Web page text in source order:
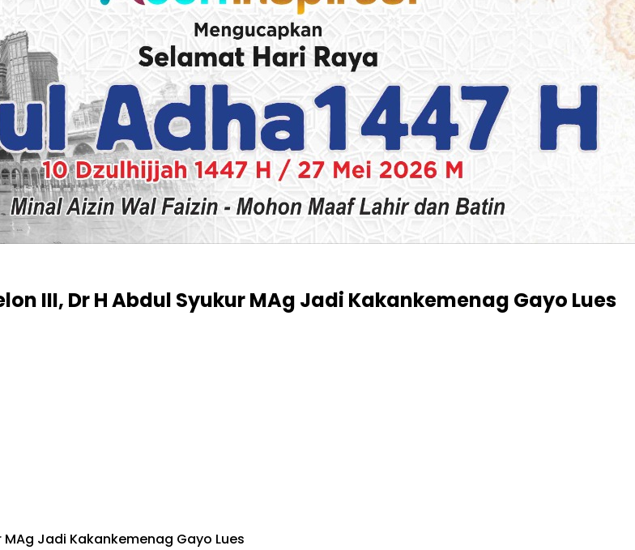
III, Dr H Abdul Syukur MAg Jadi Kakankemenag Gayo Lues
MAg Jadi Kakankemenag Gayo Lues